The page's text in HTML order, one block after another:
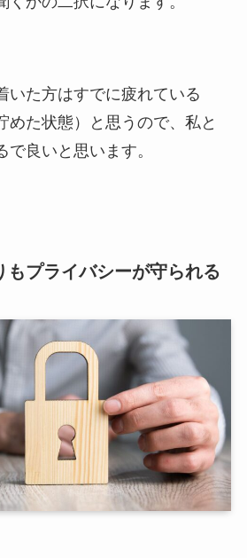
いた方はすでに疲れている
めた状態）と思うので、私と
で良いと思います。
プライバシーが守られる